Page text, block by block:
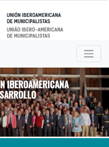
IBEROAMERICANA
Next